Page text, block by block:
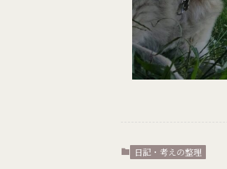
日記・考えの整理